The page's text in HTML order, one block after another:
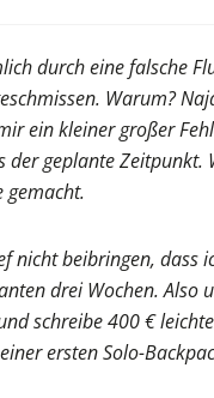
durch eine falsche
Warum?
ein kleiner großer
geplante Zeitpunkt.
gemacht.
nicht beibringen, dass
drei Wochen. Also
schreibe 400 €
ersten Solo-